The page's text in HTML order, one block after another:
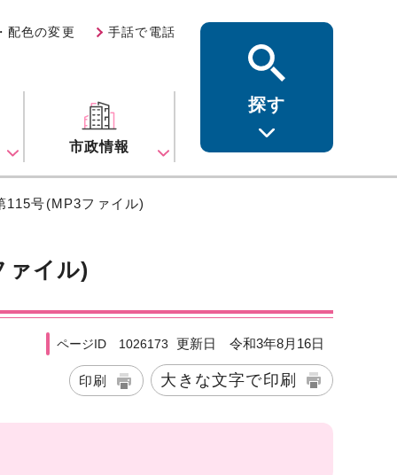
配色の変更 手話で電話
市政情報
探す
号(MP3ファイル)
イル)
ページID 1026173 更新日 令和3年8月16日
印刷 大きな文字で印刷